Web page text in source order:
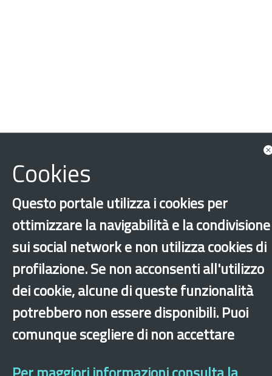
Integrazione Rapporti di ricerca Milano
×
Cookies
Questo portale utilizza i cookies per
ottimizzare la navigabilità e la condivisione
sui social network e non utilizza cookies di
profilazione. Se non acconsenti all'utilizzo
dei cookie, alcune di queste funzionalità
potrebbero non essere disponibili. Puoi
comunque scegliere di non accettare
Dichiarazione di accessibilità Mappa del sito Legal & Privacy
Contatti